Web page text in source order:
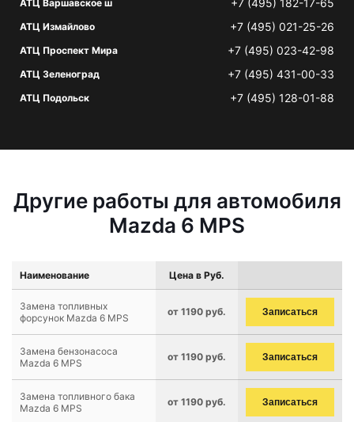
АТЦ Варшавское ш +7 (495) 182-17-65
АТЦ Измайлово +7 (495) 021-25-26
АТЦ Проспект Мира +7 (495) 023-42-98
АТЦ Зеленоград +7 (495) 431-00-33
АТЦ Подольск +7 (495) 128-01-88
Другие работы для автомобиля
Mazda 6 MPS
Наименование Цена в Руб.
Замена топливных
форсунок Mazda 6 MPS
от 1190 руб. Записаться
Замена бензонасоса
Mazda 6 MPS
от 1190 руб. Записаться
Замена топливного бака
Mazda 6 MPS
от 1190 руб. Записаться